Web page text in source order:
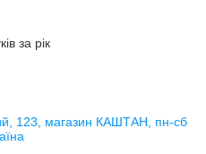
за рік
123, магазин КАШТАН, пн-сб